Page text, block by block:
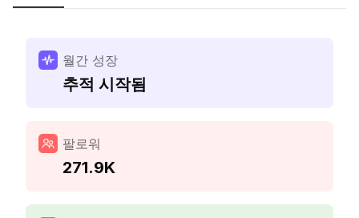
월간 성장
추적 시작됨
팔로워
271.9K